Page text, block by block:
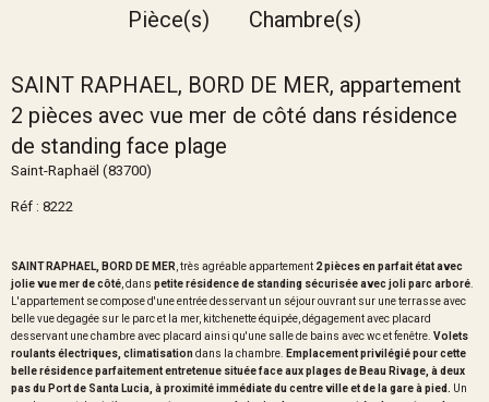
Pièce(s) Chambre(s)
SAINT RAPHAEL, BORD DE MER, appartement
2 pièces avec vue mer de côté dans résidence
de standing face plage
Saint-Raphaël (83700)
Réf : 8222
SAINT RAPHAEL, BORD DE MER , très agréable appartement 2 pièces en parfait état avec
jolie vue mer de côté , dans petite résidence de standing sécurisée avec joli parc arboré
L'appartement se compose d'une entrée desservant un séjour ouvrant sur une terrasse avec
belle vue degagée sur le parc et la mer, kitchenette équipée, dégagement avec placard
desservant une chambre avec placard ainsi qu'une salle de bains avec wc et fenêtre. Volets
roulants électriques, climatisationdans la chambre.
Emplacement privilégié pour cette
belle résidence parfaitement entretenue située face aux plages de Beau Rivage, à deux
pas du Port de Santa Lucia, à proximité immédiate du centre ville et de la gare à pied. Un